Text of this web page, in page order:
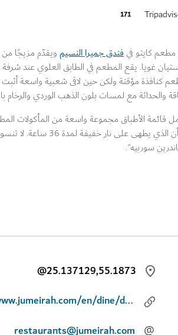
171
كايتو فيفندق جميرا النسيم ويقدّم مزيجًا من
غويا. يقع المطعم في الطابق العلوي عند شرفة
كنافذة مؤقتة ولكن حين لاقى شعبية واسعة أثبت
والحداثة مع لمسات بلون الذهب الوردي والرخام
قائمة الأطباق مجموعة واسعة من المأكولات
الضأن الذي يطهى
سوربيه".
@25.137129,55.1873
www.jumeirah.com/en/dine/dubai/al-naseem-kayto
@
restaurants@jumeirah.com